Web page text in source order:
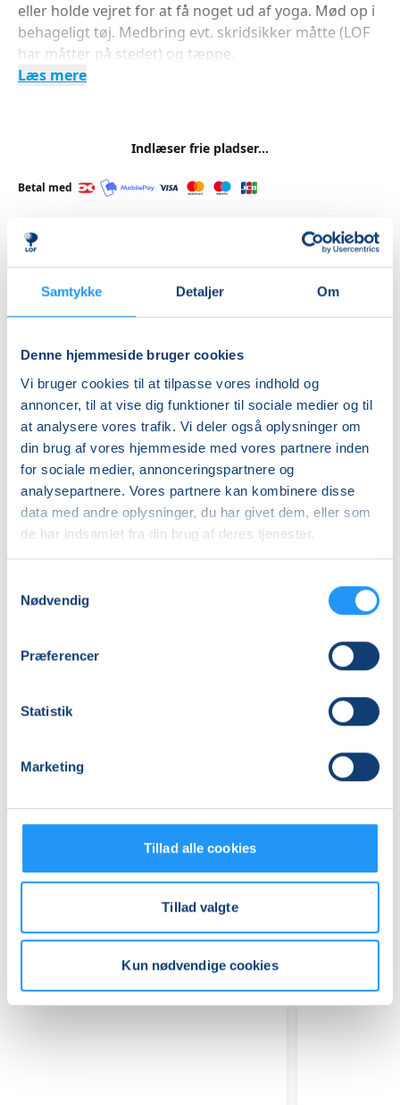
Samtykke Detaljer Om
Denne hjemmeside bruger cookies
Vi bruger cookies til at tilpasse vores indhold og
annoncer, til at vise dig funktioner til sociale medier og til
at analysere vores trafik. Vi deler også oplysninger om
din brug af vores hjemmeside med vores partnere inden
for sociale medier, annonceringspartnere og
analysepartnere. Vores partnere kan kombinere disse
data med andre oplysninger, du har givet dem, eller som
de har indsamlet fra din brug af deres tjenester.
Nødvendig
Præferencer
Statistik
Marketing
Tillad alle cookies
Tillad valgte
Kun nødvendige cookies
eller holde vejret for at få noget ud af yoga. Mød op i
behageligt tøj. Medbring evt. skridsikker måtte (LOF
har måtter på stedet) og tæppe.
Læs mere
Indlæser frie pladser...
Betal med
Almen
Info
Nummer
462147
Første mødegang
torsdag 27.08.2026, kl. 18.45 - 20.15
Sidste mødegang
Antal mødegange
Adresse
Se på kort
Relaterede hold